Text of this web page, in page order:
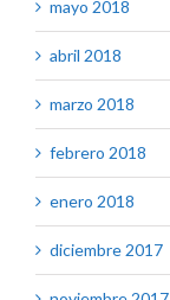
mayo 2018
abril 2018
marzo 2018
febrero 2018
enero 2018
diciembre 2017